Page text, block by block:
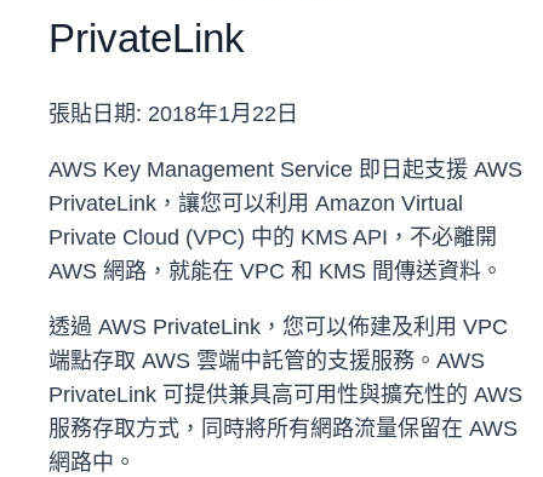
PrivateLink
張貼日期: 2018年1月22日
AWS Key Management Service 即日起支援 AWS
PrivateLink，讓您可以利用 Amazon Virtual
Private Cloud (VPC) 中的 KMS API，不必離開
AWS 網路，就能在 VPC 和 KMS 間傳送資料。
透過 AWS PrivateLink，您可以佈建及利用 VPC
端點存取 AWS 雲端中託管的支援服務。AWS
PrivateLink 可提供兼具高可用性與擴充性的 AWS
服務存取方式，同時將所有網路流量保留在 AWS
網路中。